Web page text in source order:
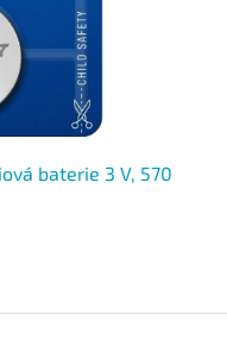
baterie 3 V, 570